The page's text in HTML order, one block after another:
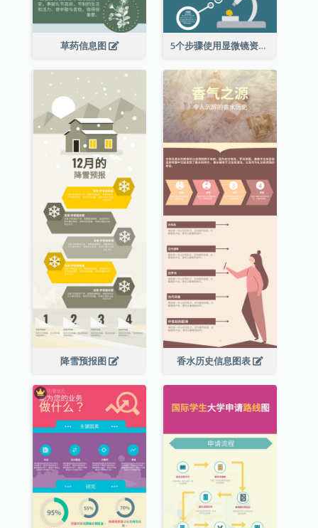
草药信息图 5个步骤使用显微镜资料图
降雪预报图 香水历史信息图表